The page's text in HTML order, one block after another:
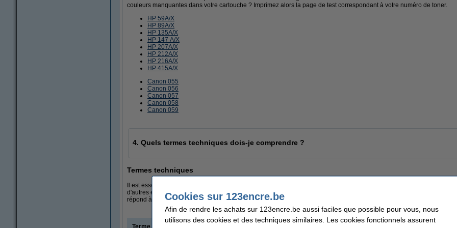
couleurs manquantes dans votre cartouche ? Imprimez alors la page de test correspondant à votre numéro de toner.
HP 59A/X
HP 89A/X
HP 135A/X
HP 147 A/X
HP 207A/X
HP 212A/X
HP 216A/X
HP 415A/X
Canon 055
Canon 056
Canon 057
Canon 058
Canon 059
4. Quels termes techniques dois-je comprendre ?
Termes techniques
Il est essentiel d'être familier avec certains termes techniques, car ils apparaissent régulièrement lors de l'achat et lors
d'autres équipements de bureau. Voici une liste des principaux termes à connaître. Cette liste peut être un guide utile
répond à vos préférences spécifiques.
Terme Explication
Cookies sur 123encre.be
Afin de rendre les achats sur 123encre.be aussi faciles que possible pour vous, nous
utilisons des cookies et des techniques similaires. Les cookies fonctionnels assurent